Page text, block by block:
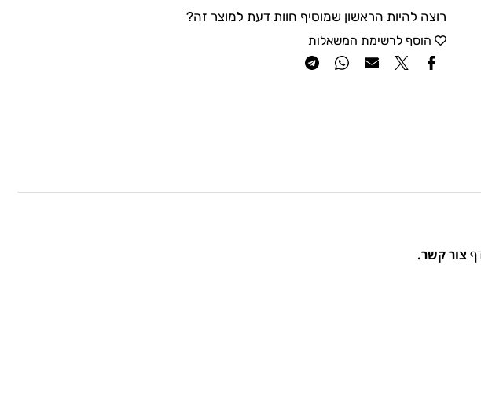
רוצה להיות הראשון שמוסיף חוות דעת למוצר זה?
הוסף לרשימת המשאלות
צור קשר.